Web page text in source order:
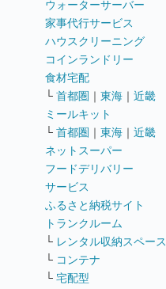
ウォーターサーバー
家事代行サービス
ハウスクリーニング
コインランドリー
食材宅配
└ 首都圏 ｜ 東海 ｜ 近畿
ミールキット
└ 首都圏 ｜ 東海 ｜ 近畿
ネットスーパー
フードデリバリー
サービス
ふるさと納税サイト
トランクルーム
└ レンタル収納スペース
└ コンテナ
└ 宅配型